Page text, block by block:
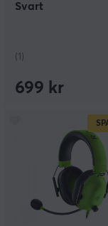
Svart
(1)
699 kr